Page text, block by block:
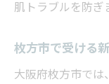
肌トラブルを防ぎ
枚方市で受ける
大阪府枚方市では